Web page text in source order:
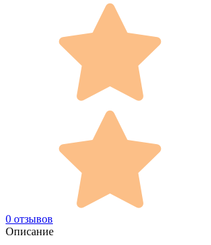
0 отзывов
Описание